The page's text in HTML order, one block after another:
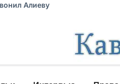
Алиеву